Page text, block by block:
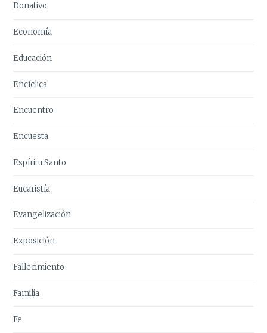
Donativo
Economía
Educación
Encíclica
Encuentro
Encuesta
Espíritu Santo
Eucaristía
Evangelización
Exposición
Fallecimiento
Familia
Fe